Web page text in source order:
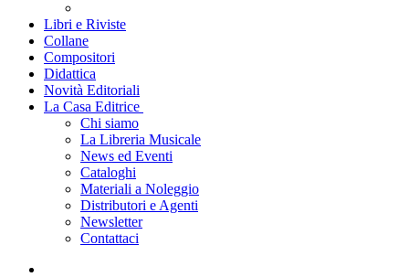
Libri e Riviste
Collane
Compositori
Didattica
Novità Editoriali
La Casa Editrice
Chi siamo
La Libreria Musicale
News ed Eventi
Cataloghi
Materiali a Noleggio
Distributori e Agenti
Newsletter
Contattaci